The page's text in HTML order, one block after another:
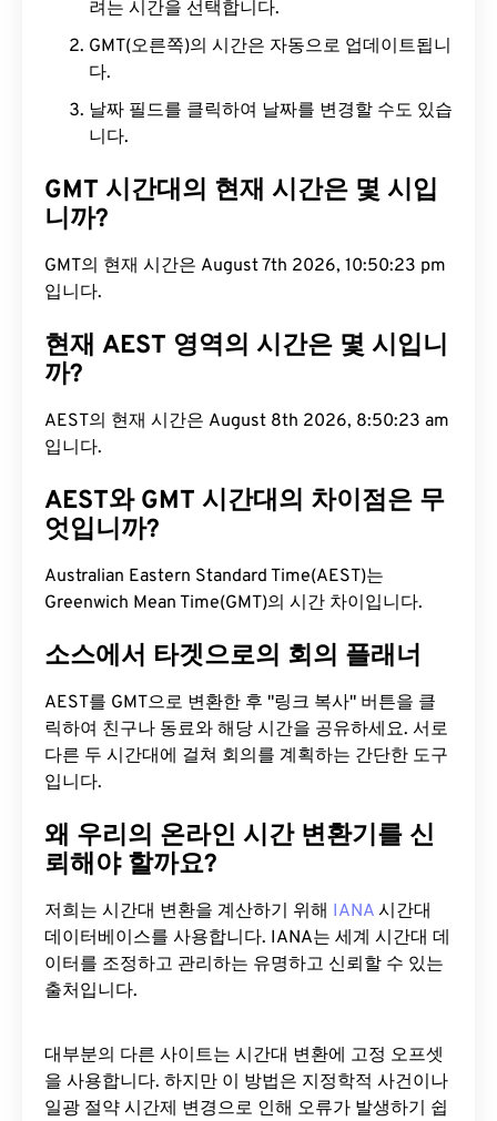
려는 시간을 선택합니다.
GMT(오른쪽)의 시간은 자동으로 업데이트됩니
다.
날짜 필드를 클릭하여 날짜를 변경할 수도 있습
니다.
GMT 시간대의 현재 시간은 몇 시입
니까?
GMT의 현재 시간은 August 7th 2026, 10:50:24 pm
입니다.
현재 AEST 영역의 시간은 몇 시입니
까?
AEST의 현재 시간은 August 8th 2026, 8:50:24 am
입니다.
AEST와 GMT 시간대의 차이점은 무
엇입니까?
Australian Eastern Standard Time(AEST)는
Greenwich Mean Time(GMT)의 시간 차이입니다.
소스에서 타겟으로의 회의 플래너
AEST를 GMT으로 변환한 후 "링크 복사" 버튼을 클
릭하여 친구나 동료와 해당 시간을 공유하세요. 서로
다른 두 시간대에 걸쳐 회의를 계획하는 간단한 도구
입니다.
왜 우리의 온라인 시간 변환기를 신
뢰해야 할까요?
저희는 시간대 변환을 계산하기 위해 IANA 시간대
데이터베이스를 사용합니다. IANA는 세계 시간대 데
이터를 조정하고 관리하는 유명하고 신뢰할 수 있는
출처입니다.
대부분의 다른 사이트는 시간대 변환에 ​​고정 오프셋
을 사용합니다. 하지만 이 방법은 지정학적 사건이나
일광 절약 시간제 변경으로 인해 오류가 발생하기 쉽